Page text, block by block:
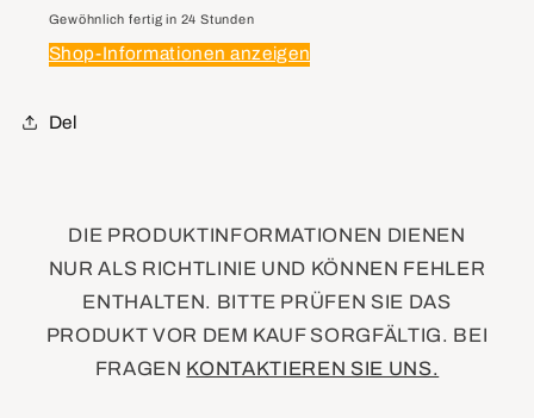
Running
&amp;
Front
Marker
Turn
Signal
Running
&amp;
Front
Turn
Signal
Gewöhnlich fertig in 24 Stunden
Shop-Informationen anzeigen
Del
DIE PRODUKTINFORMATIONEN DIENEN
NUR ALS RICHTLINIE UND KÖNNEN FEHLER
ENTHALTEN. BITTE PRÜFEN SIE DAS
PRODUKT VOR DEM KAUF SORGFÄLTIG. BEI
FRAGEN KONTAKTIEREN SIE UNS.